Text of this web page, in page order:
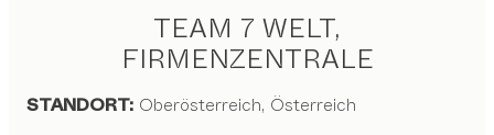
TEAM 7 WELT,
FIRMENZENTRALE
STANDORT: Oberösterreich, Österreich